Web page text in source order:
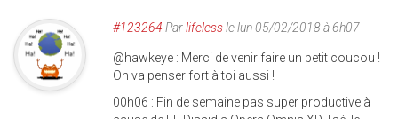
#123264 Parlifelessle lun 05/02/2018 à 6h07
@hawkeye : Merci de venir faire un petit coucou !
On va penser fort à toi aussi !
00h06 : Fin de semaine pas super productive à